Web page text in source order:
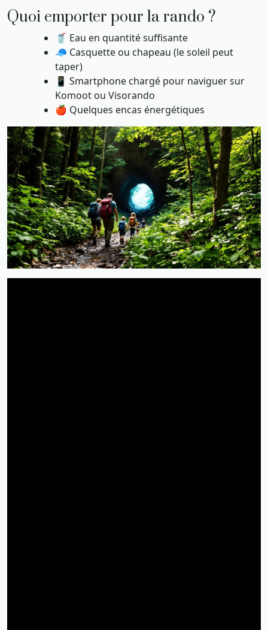
Quoi emporter pour la rando ?
🥤 Eau en quantité suffisante
🧢 Casquette ou chapeau (le soleil peut
taper)
📱 Smartphone chargé pour naviguer sur
Komoot ou Visorando
🍎 Quelques encas énergétiques